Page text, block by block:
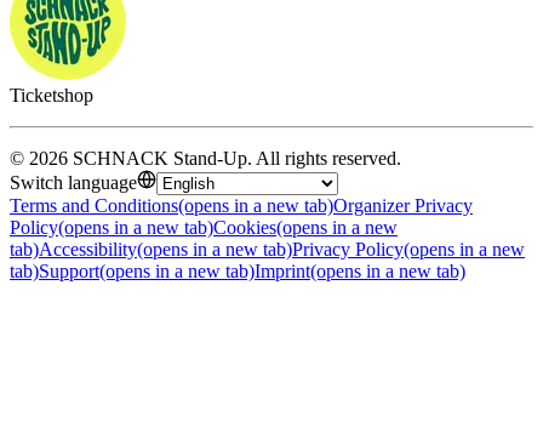
Ticketshop
© 2026 SCHNACK Stand-Up. All rights reserved.
Switch language
Terms and Conditions(opens in a new tab)Organizer Privacy
Policy(opens in a new tab)Cookies(opens in a new
tab)Accessibility(opens in a new tab)Privacy Policy(opens in a new
tab)Support(opens in a new tab)Imprint(opens in a new tab)